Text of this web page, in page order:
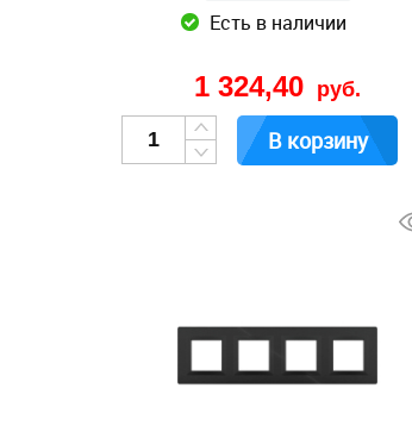
Есть в наличии
1 324,40 руб.
В корзину